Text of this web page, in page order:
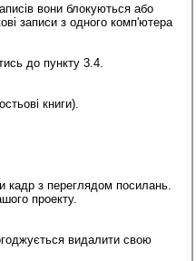
вони блокуються або
записи з одного комп'ютера
до пункту 3.4.
книги).
кадр з переглядом посилань.
проекту.
видалити свою